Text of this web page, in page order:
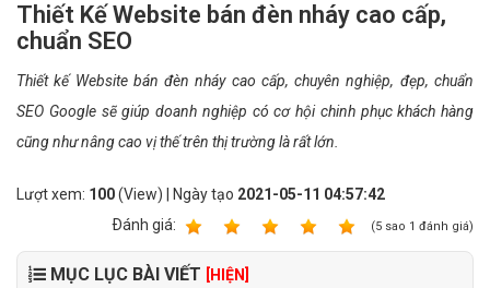
Thiết Kế Website bán đèn nháy cao cấp,
chuẩn SEO
Thiết kế Website bán đèn nháy cao cấp, chuyên nghiệp, đẹp, chuẩn
SEO Google sẽ giúp doanh nghiệp có cơ hội chinh phục khách hàng
cũng như nâng cao vị thế trên thị trường là rất lớn.
Lượt xem: 100(View) | Ngày tạo 2021-05-11 04:57:42
Ðánh giá:
(5 sao 1 đánh giá)
MỤC LỤC BÀI VIẾT [HIỆN]